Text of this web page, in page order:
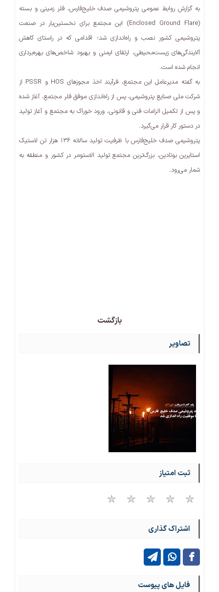
به گزارش روابط عمومی پتروشیمی صدف خلیج‌فارس، فلر زمینی و بسته
(Enclosed Ground Flare) این مجتمع برای نخستین‌بار در صنعت
پتروشیمی کشور نصب و راه‌اندازی شد؛ اقدامی که در راستای کاهش
آلایندگی‌های زیست‌محیطی، ارتقای ایمنی و بهبود شاخص‌های بهره‌برداری
انجام شده است.
به گفته مدیرعامل این مجتمع، فرآیند اخذ مجوزهای HOS و PSSR از
شرکت ملی صنایع پتروشیمی، پس از راه‌اندازی موفق فلر مجتمع، آغاز شده
و پس از تکمیل الزامات فنی و قانونی، ورود خوراک به مجتمع و آغاز تولید
در دستور کار قرار می‌گیرد.
پتروشیمی صدف خلیج‌فارس با ظرفیت تولید سالانه ۱۳۶ هزار تن لاستیک
استایرین بوتادین، بزرگ‌ترین مجتمع تولید الاستومر در کشور و منطقه به
شمار می‌رود.
بازگشت
تصاویر
ثبت امتیاز
اشتراک گذاری
فایل های پیوست